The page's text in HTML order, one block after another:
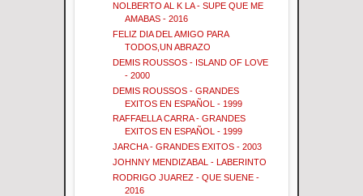
NOLBERTO AL K LA - SUPE QUE ME
AMABAS - 2016
FELIZ DIA DEL AMIGO PARA
TODOS,UN ABRAZO
DEMIS ROUSSOS - ISLAND OF LOVE
- 2000
DEMIS ROUSSOS - GRANDES
EXITOS EN ESPAÑOL - 1999
RAFFAELLA CARRA - GRANDES
EXITOS EN ESPAÑOL - 1999
JARCHA - GRANDES EXITOS - 2003
JOHNNY MENDIZABAL - LABERINTO
RODRIGO JUAREZ - QUE SUENE -
2016